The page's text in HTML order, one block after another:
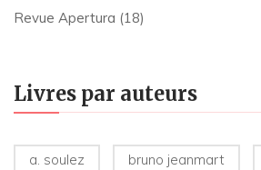
Revue Apertura (18)
Livres par auteurs
a. soulez bruno jeanmart